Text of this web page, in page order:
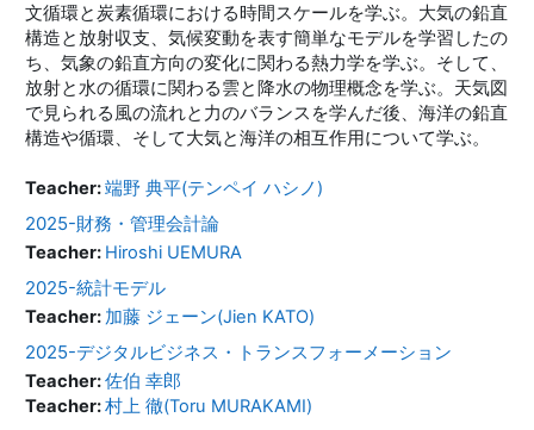
文循環と炭素循環における時間スケールを学ぶ。大気の鉛直
構造と放射収支、気候変動を表す簡単なモデルを学習したの
ち、気象の鉛直方向の変化に関わる熱力学を学ぶ。そして、
放射と水の循環に関わる雲と降水の物理概念を学ぶ。天気図
で見られる風の流れと力のバランスを学んだ後、海洋の鉛直
構造や循環、そして大気と海洋の相互作用について学ぶ。
Teacher:端野 典平(テンペイ ハシノ)
2025-財務・管理会計論
Teacher: Hiroshi UEMURA
2025-統計モデル
Teacher: 加藤 ジェーン(Jien KATO)
2025-デジタルビジネス・トランスフォーメーション
Teacher:佐伯 幸郎
Teacher:村上 徹(Toru MURAKAMI)